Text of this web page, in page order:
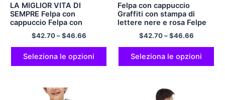
LA MIGLIOR VITA DI
SEMPRE Felpa con
cappuccio Felpa con
cappuccio estetica Felpa
con cappuccio preppy per
la salute mentale
$42.70–$46.66
Seleziona le opzioni
Felpa con cappuccio
Graffiti con stampa di
lettere nere e rosa Felpe
con cappuccio streetwear
$42.70–$46.66
Seleziona le opzioni